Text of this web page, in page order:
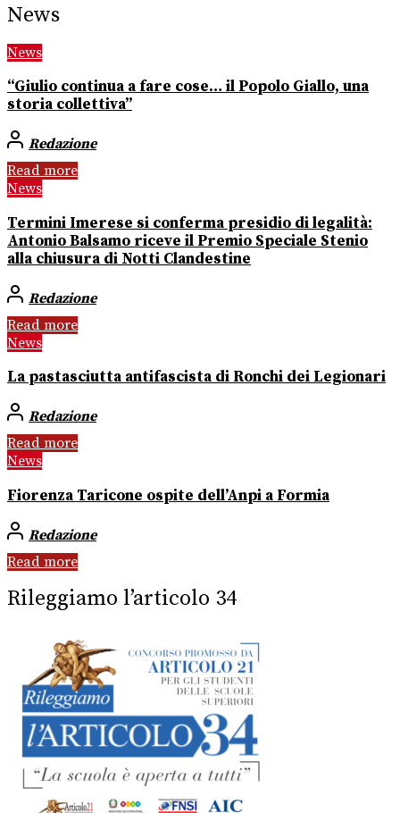
News
News
“Giulio continua a fare cose… il Popolo Giallo, una
storia collettiva”
Redazione
Read more
News
Termini Imerese si conferma presidio di legalità:
Antonio Balsamo riceve il Premio Speciale Stenio
alla chiusura di Notti Clandestine
Redazione
Read more
News
La pastasciutta antifascista di Ronchi dei Legionari
Redazione
Read more
News
Fiorenza Taricone ospite dell’Anpi a Formia
Redazione
Read more
Rileggiamo l’articolo 34